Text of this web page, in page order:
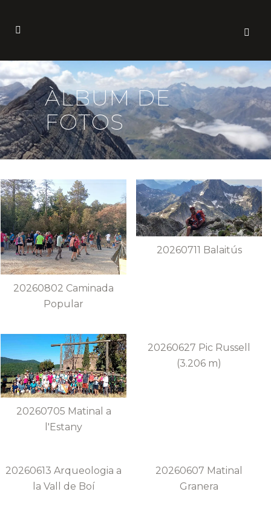
ÀLBUM DE
FOTOS
20260802 Caminada
Popular
20260711 Balaitús
20260705 Matinal a
l'Estany
20260627 Pic Russell
(3.206 m)
20260613 Arqueologia a
la Vall de Boí
20260607 Matinal
Granera